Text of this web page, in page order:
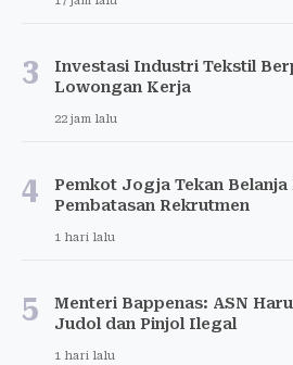
3
Investasi Industri Tekstil
Lowongan Kerja
22 jam lalu
4
Pemkot Jogja Tekan
Pembatasan Rekrutmen
1 hari lalu
5
Menteri Bappenas: ASN
Judol dan Pinjol Ilegal
1 hari lalu